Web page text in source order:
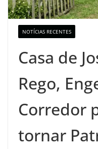
NOTÍCIAS RECENTES
Casa de
Rego,
Corredor
tornar